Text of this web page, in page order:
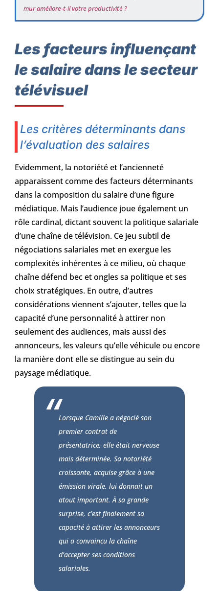
mur améliore-t-il votre productivité ?
Les facteurs influençant
le salaire dans le secteur
télévisuel
Les critères déterminants dans
l’évaluation des salaires
Evidemment, la notoriété et l’ancienneté
apparaissent comme des facteurs déterminants
dans la composition du salaire d’une figure
médiatique. Mais l’audience joue également un
rôle cardinal, dictant souvent la politique salariale
d’une chaîne de télévision. Ce jeu subtil de
négociations salariales met en exergue les
complexités inhérentes à ce milieu, où chaque
chaîne défend bec et ongles sa politique et ses
choix stratégiques. En outre, d’autres
considérations viennent s’ajouter, telles que la
capacité d’une personnalité à attirer non
seulement des audiences, mais aussi des
annonceurs, les valeurs qu’elle véhicule ou encore
la manière dont elle se distingue au sein du
paysage médiatique.
Lorsque Camille a négocié son
premier contrat de
présentatrice, elle était nerveuse
mais déterminée. Sa notoriété
croissante, acquise grâce à une
émission virale, lui donnait un
atout important. À sa grande
surprise, c’est finalement sa
capacité à attirer les annonceurs
qui a convaincu la chaîne
d’accepter ses conditions
salariales.